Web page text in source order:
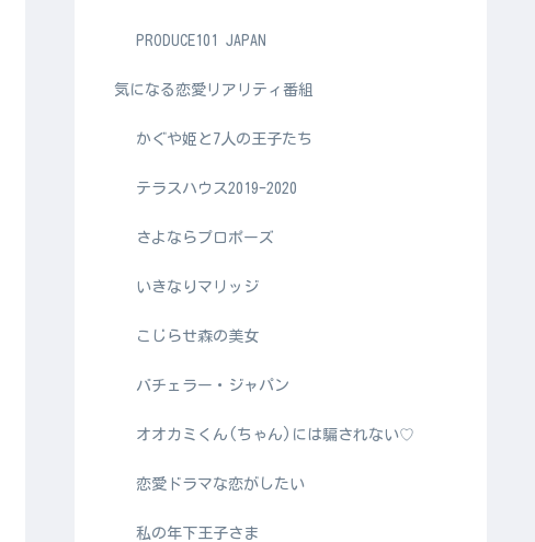
PRODUCE101 JAPAN
気になる恋愛リアリティ番組
かぐや姫と7人の王子たち
テラスハウス2019-2020
さよならプロポーズ
いきなりマリッジ
こじらせ森の美女
バチェラー・ジャパン
オオカミくん(ちゃん)には騙されない♡
恋愛ドラマな恋がしたい
私の年下王子さま